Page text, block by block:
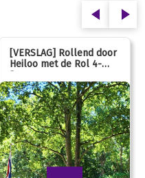
[VERSLAG] Rollend door
Heiloo met de Rol 4-
Daagse